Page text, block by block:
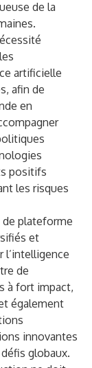
de la
artificielle
afin de
en
positifs
les risques
de plateforme
et
l’intelligence
de
à fort impact,
également
innovantes
globaux.